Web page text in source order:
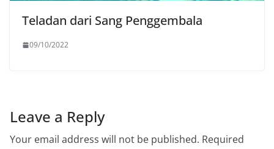
Teladan dari Sang Penggembala
09/10/2022
Leave a Reply
Your email address will not be published. Required